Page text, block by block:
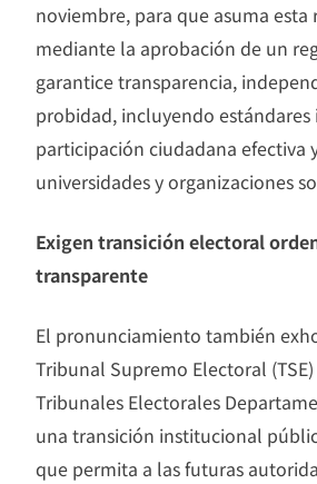
noviembre, para que asuma esta
mediante la aprobación de un
garantice transparencia,
probidad, incluyendo
participación ciudadana efectiva
universidades y organizaciones
Exigen transición electoral
transparente
El pronunciamiento también
Tribunal Supremo Electoral
Tribunales Electorales
una transición institucional
que permita a las futuras